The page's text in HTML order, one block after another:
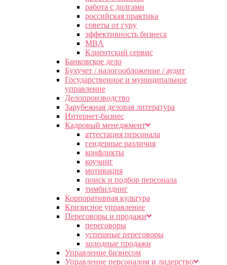
работа с долгами
российская практика
советы от гуру
эффективность бизнеса
MBA
Клиентский сервис
Банковское дело
Бухучет / налогообложение / аудит
Государственное и муниципальное
управление
Делопроизводство
Зарубежная деловая литература
Интернет-бизнес
Кадровый менеджмент
аттестация персонала
гендерные различия
конфликты
коучинг
мотивация
поиск и подбор персонала
тимбилдинг
Корпоративная культура
Кризисное управление
Переговоры и продажи
переговоры
успешные переговоры
холодные продажи
Управление бизнесом
Управление персоналом и лидерство